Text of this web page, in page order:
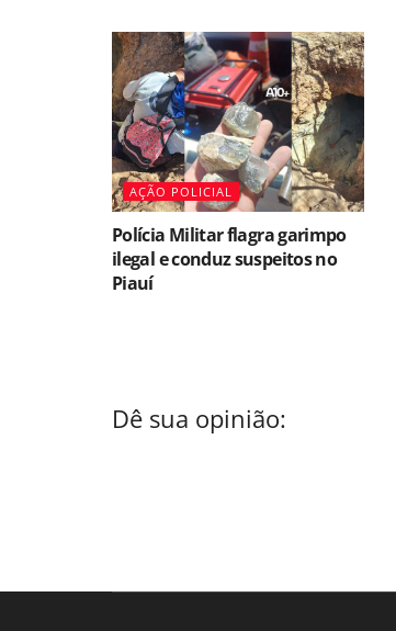
AÇÃO POLICIAL
Polícia Militar flagra garimpo
ilegal e conduz suspeitos no
Piauí
Dê sua opinião: